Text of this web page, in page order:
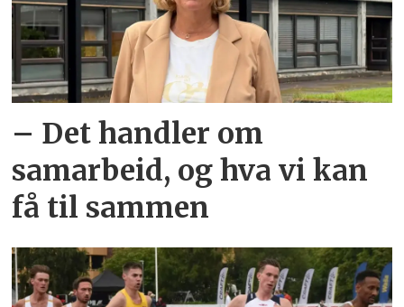
– Det handler om
samarbeid, og hva vi kan
få til sammen